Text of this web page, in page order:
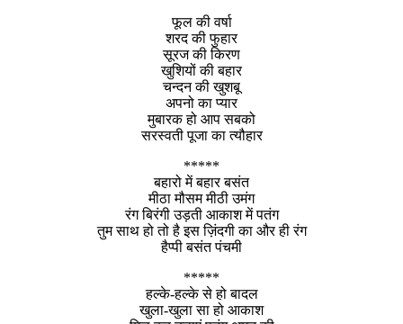
फूल की वर्षा
शरद की फुहार
सूरज की किरण
खुशियों की बहार
चन्दन की खुशबू
अपनो का प्यार
मुबारक हो आप सबको
सरस्वती पूजा का त्यौहार
*****
बहारो में बहार बसंत
मीठा मौसम मीठी उमंग
रंग बिरंगी उड़ती आकाश में पतंग
तुम साथ हो तो है इस ज़िंदगी का और ही रंग
हैप्पी बसंत पंचमी
*****
हल्के-हल्के से हो बादल
खुला-खुला सा हो आकाश